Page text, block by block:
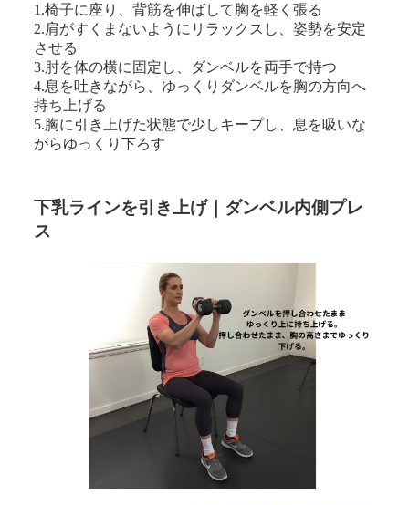
1.椅子に座り、背筋を伸ばして胸を軽く張る
2.肩がすくまないようにリラックスし、姿勢を安定
させる
3.肘を体の横に固定し、ダンベルを両手で持つ
4.息を吐きながら、ゆっくりダンベルを胸の方向へ
持ち上げる
5.胸に引き上げた状態で少しキープし、息を吸いな
がらゆっくり下ろす
下乳ラインを引き上げ｜ダンベル内側プレ
ス